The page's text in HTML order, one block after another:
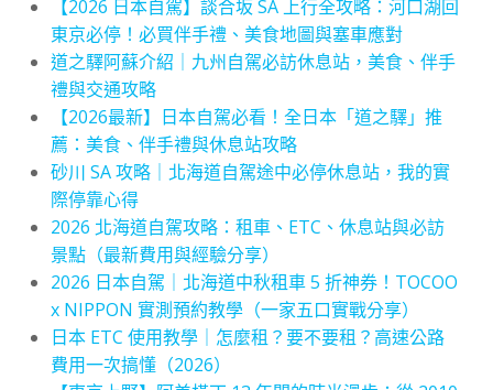
【2026 日本自駕】談合坂 SA 上行全攻略：河口湖回
東京必停！必買伴手禮、美食地圖與塞車應對
道之驛阿蘇介紹｜九州自駕必訪休息站，美食、伴手
禮與交通攻略
【2026最新】日本自駕必看！全日本「道之驛」推
薦：美食、伴手禮與休息站攻略
砂川 SA 攻略｜北海道自駕途中必停休息站，我的實
際停靠心得
2026 北海道自駕攻略：租車、ETC、休息站與必訪
景點（最新費用與經驗分享）
2026 日本自駕｜北海道中秋租車 5 折神券！TOCOO
x NIPPON 實測預約教學（一家五口實戰分享）
日本 ETC 使用教學｜怎麼租？要不要租？高速公路
費用一次搞懂（2026）